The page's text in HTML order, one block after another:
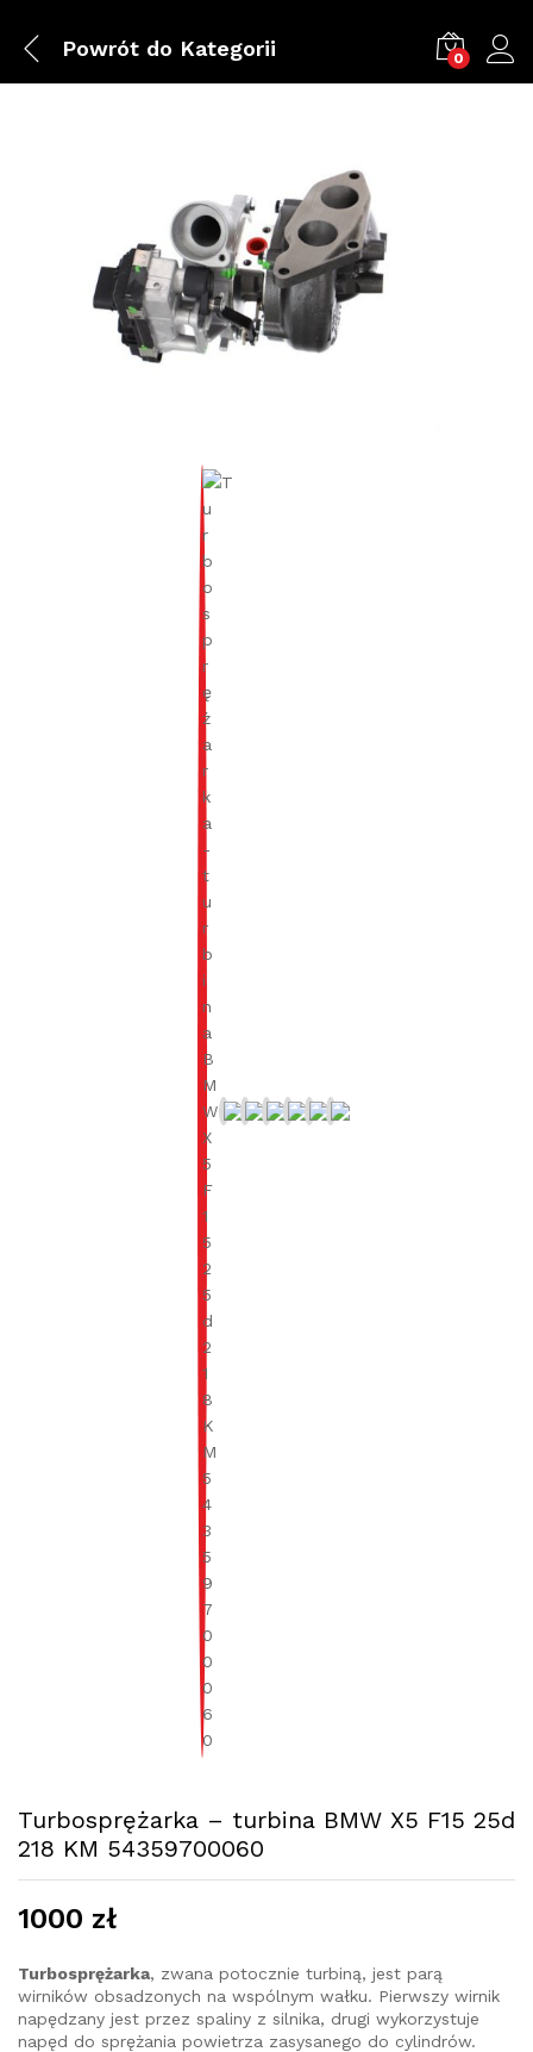
Powrót do Kategorii 0
Turbosprężarka – turbina BMW X5 F15 25d
218 KM 54359700060
1000 zł
Turbosprężarka, zwana potocznie turbiną, jest parą
wirników obsadzonych na wspólnym wałku. Pierwszy wirnik
napędzany jest przez spaliny z silnika, drugi wykorzystuje
napęd do sprężania powietrza zasysanego do cylindrów.